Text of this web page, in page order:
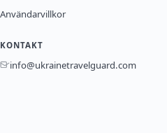
Användarvillkor
KONTAKT
info@ukrainetravelguard.com